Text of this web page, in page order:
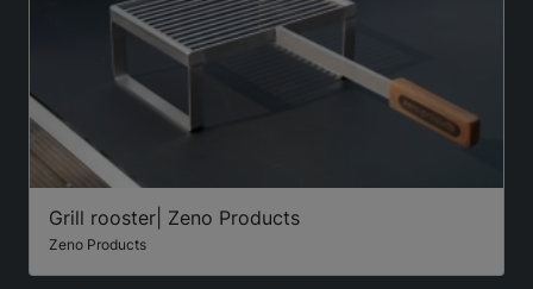
Grill rooster| Zeno Products
Zeno Products